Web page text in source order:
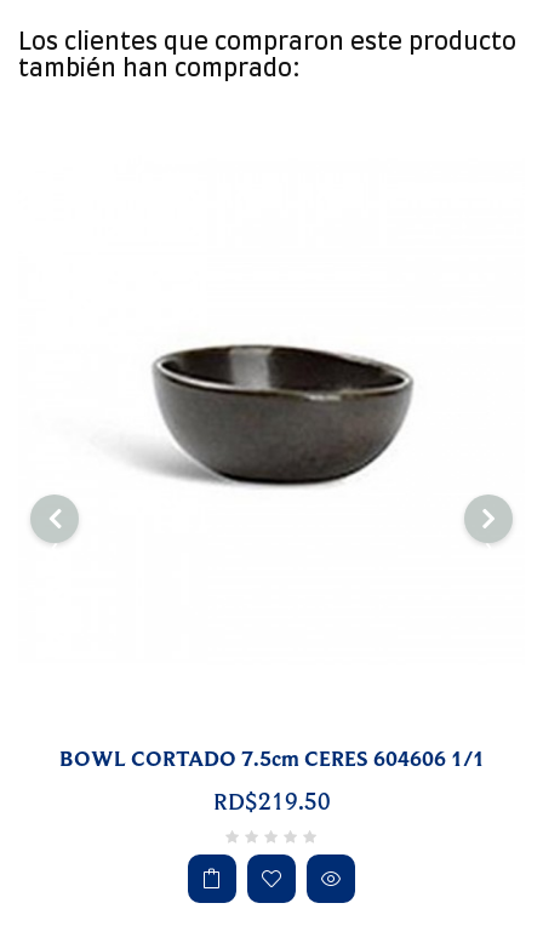
Los clientes que compraron este producto
también han comprado:
BOWL CORTADO 7.5cm CERES 604606 1/1
RD$219.50
‹ ›